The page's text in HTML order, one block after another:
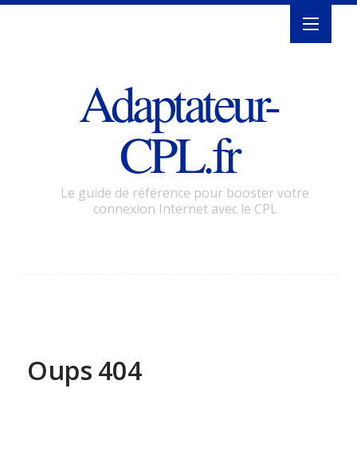
Adaptateur-
CPL.fr
Le guide de référence pour booster votre
connexion Internet avec le CPL
Oups 404